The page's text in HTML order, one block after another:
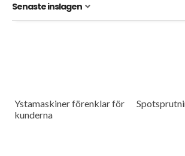
Senaste inslagen
Ystamaskiner förenklar för
kunderna